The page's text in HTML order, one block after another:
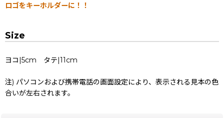
ロゴをキーホルダーに！！
Size
ヨコ|5cm タテ|11cm
注) パソコンおよび携帯電話の画面設定により、表示される見本の色
合いが左右されます。